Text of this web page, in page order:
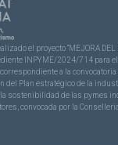
el proyecto “MEJORA DEL
INPYME/2024/714 para
a la
del Plan estratégico de la
sostenibilidad de las pymes
convocada por la